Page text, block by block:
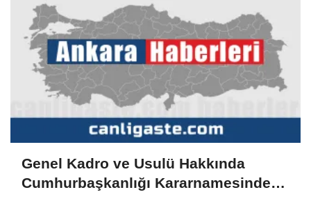
Genel Kadro ve Usulü Hakkında
Cumhurbaşkanlığı Kararnamesinde